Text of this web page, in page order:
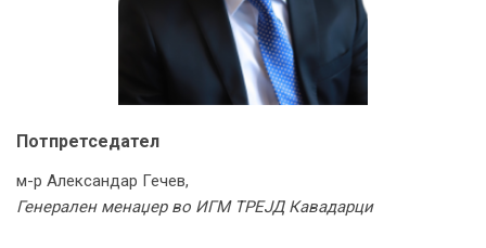
Потпретседател
м-р Александар Гечев,
Генерален менаџер во ИГМ ТРЕЈД Кавадарци